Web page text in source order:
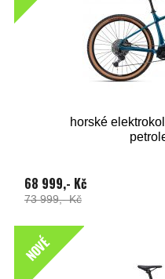
horské
68 999,- Kč
73 999,- Kč
NOVÉ